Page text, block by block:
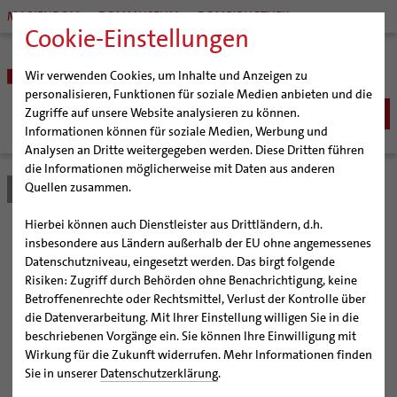
Cookie-Einstellungen
Wir verwenden Cookies, um Inhalte und Anzeigen zu
personalisieren, Funktionen für soziale Medien anbieten und die
Zugriffe auf unsere Website analysieren zu können.
Informationen können für soziale Medien, Werbung und
Analysen an Dritte weitergegeben werden. Diese Dritten führen
die Informationen möglicherweise mit Daten aus anderen
Quellen zusammen.
Hierbei können auch Dienstleister aus Drittländern, d.h.
insbesondere aus Ländern außerhalb der EU ohne angemessenes
Datenschutzniveau, eingesetzt werden. Das birgt folgende
Risiken: Zugriff durch Behörden ohne Benachrichtigung, keine
Betroffenenrechte oder Rechtsmittel, Verlust der Kontrolle über
die Datenverarbeitung. Mit Ihrer Einstellung willigen Sie in die
beschriebenen Vorgänge ein. Sie können Ihre Einwilligung mit
Wirkung für die Zukunft widerrufen. Mehr Informationen finden
Sie in unserer Datenschutzerklärung.
MARIENDOM DOMMUSEUM DOMBIBLIOTHEK
BISTUM
Bischöfe
Weihbischof Dr. Martin Marahrens
Bischof em. Norbert Trelle
Weihbischof em. Bongartz
Weihbischof em. Schwerdtfeger
Weihbischof em. Koitz
Bischof em. Dr. Wüstenberg
Generalvikariat
Gremien
Diözesangericht
Gemeindegremien
Pfarrgemeinden
Hildesheimer Dom
Virtueller Rundgang durch den Dom
Tausendjähriger Rosenstock
Die Hildesheimer Dommusik
Wallfahrten | Pilgern
Termine Wallfahrten und Pilgern
Jakobswege im Bistum Hildesheim
Veranstaltungen
Strategieprozess
Jugend
Bistum Hildesheim
90. Geburtstag von
Weihbischof em. Hans-
Georg Koitz
Ehrung im Rahmen der SamstagMittagsMusik